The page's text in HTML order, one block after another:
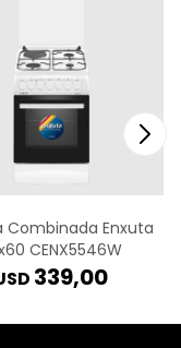
Combinada Enxuta
CENX5546W
339,00